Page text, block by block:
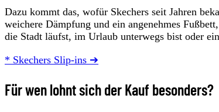
Dazu kommt das, wofür Skechers seit Jahren
weichere Dämpfung und ein angenehmes
die Stadt läufst, im Urlaub unterwegs bist oder
* Skechers Slip-ins ➔
Für wen lohnt sich der Kauf besonders?